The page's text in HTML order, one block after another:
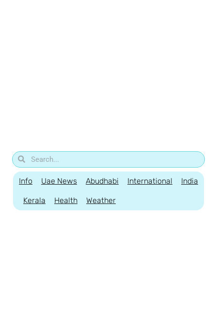
Info Uae News Abudhabi International India
Kerala Health Weather